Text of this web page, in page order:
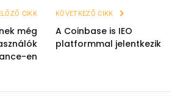
CIKK
még
en
KÖVETKEZŐ CIKK
A Coinbase is IEO
platformmal jelentkezik